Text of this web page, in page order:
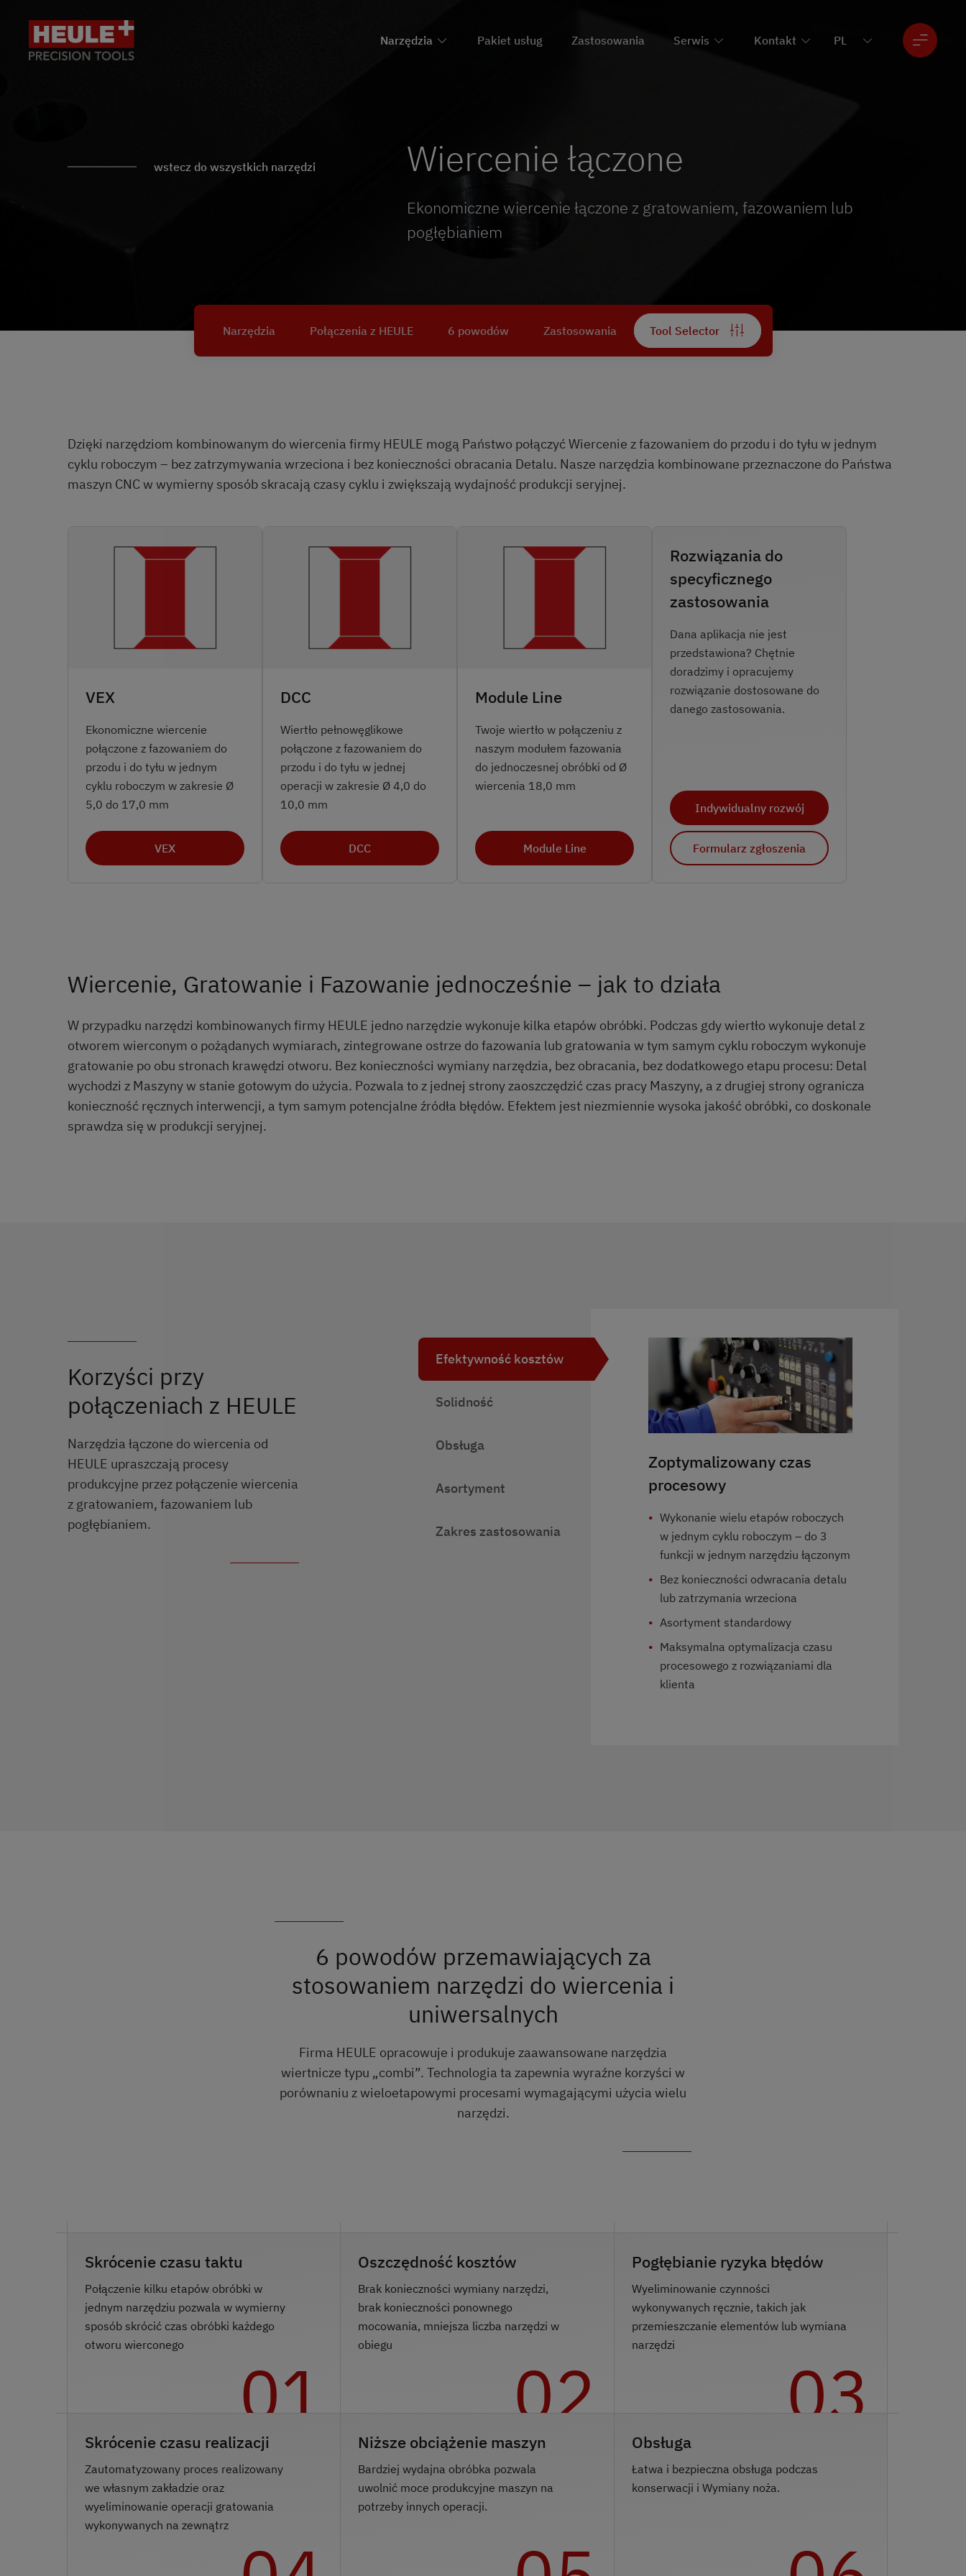
Narzędzia Pakiet usług Zastosowania Serwis Kontakt
wstecz do wszystkich narzędzi Wiercenie łączone
Ekonomiczne wiercenie łączone z gratowaniem, fazowaniem lub
pogłębianiem
Narzędzia Połączenia z HEULE 6 powodów Zastosowania Tool Selector
Dzięki narzędziom kombinowanym do wiercenia firmy HEULE mogą Państwo połączyć Wiercenie z fazowaniem do przodu i do tyłu w jednym
cyklu roboczym – bez zatrzymywania wrzeciona i bez konieczności obracania Detalu. Nasze narzędzia kombinowane przeznaczone do Państwa
maszyn CNC w wymierny sposób skracają czasy cyklu i zwiększają wydajność produkcji seryjnej.
VEX
Ekonomiczne wiercenie
połączone z fazowaniem do
przodu i do tyłu w jednym
cyklu roboczym w zakresie Ø
5,0 do 17,0 mm
VEX
DCC
Wiertło pełnowęglikowe
połączone z fazowaniem do
przodu i do tyłu w jednej
operacji w zakresie Ø 4,0 do
10,0 mm
DCC
Module Line
Twoje wiertło w połączeniu z
naszym modułem fazowania
do jednoczesnej obróbki od Ø
wiercenia 18,0 mm
Module Line
Rozwiązania do
specyficznego
zastosowania
Dana aplikacja nie jest
przedstawiona? Chętnie
doradzimy i opracujemy
rozwiązanie dostosowane do
danego zastosowania.
Indywidualny rozwój
Formularz zgłoszenia
Wiercenie, Gratowanie i Fazowanie jednocześnie – jak to działa
W przypadku narzędzi kombinowanych firmy HEULE jedno narzędzie wykonuje kilka etapów obróbki. Podczas gdy wiertło wykonuje detal z
otworem wierconym o pożądanych wymiarach, zintegrowane ostrze do fazowania lub gratowania w tym samym cyklu roboczym wykonuje
gratowanie po obu stronach krawędzi otworu. Bez konieczności wymiany narzędzia, bez obracania, bez dodatkowego etapu procesu: Detal
wychodzi z Maszyny w stanie gotowym do użycia. Pozwala to z jednej strony zaoszczędzić czas pracy Maszyny, a z drugiej strony ogranicza
konieczność ręcznych interwencji, a tym samym potencjalne źródła błędów. Efektem jest niezmiennie wysoka jakość obróbki, co doskonale
sprawdza się w produkcji seryjnej.
Korzyści przy
połączeniach z HEULE
Narzędzia łączone do wiercenia od
HEULE upraszczają procesy
produkcyjne przez połączenie wiercenia
z gratowaniem, fazowaniem lub
pogłębianiem.
Efektywność kosztów
Solidność
Obsługa
Asortyment
Zakres zastosowania
Zoptymalizowany czas
procesowy
Wykonanie wielu etapów roboczych
w jednym cyklu roboczym – do 3
funkcji w jednym narzędziu łączonym
Bez konieczności odwracania detalu
lub zatrzymania wrzeciona
Asortyment standardowy
Maksymalna optymalizacja czasu
procesowego z rozwiązaniami dla
klienta
6 powodów przemawiających za
stosowaniem narzędzi do wiercenia i
uniwersalnych
Firma HEULE opracowuje i produkuje zaawansowane narzędzia
wiertnicze typu „combi”. Technologia ta zapewnia wyraźne korzyści w
porównaniu z wieloetapowymi procesami wymagającymi użycia wielu
narzędzi.
Skrócenie czasu taktu
Połączenie kilku etapów obróbki w
jednym narzędziu pozwala w wymierny
sposób skrócić czas obróbki każdego
otworu wierconego
01
Oszczędność kosztów
Brak konieczności wymiany narzędzi,
brak konieczności ponownego
mocowania, mniejsza liczba narzędzi w
obiegu
02
Pogłębianie ryzyka błędów
Wyeliminowanie czynności
wykonywanych ręcznie, takich jak
przemieszczanie elementów lub wymiana
narzędzi
03
Skrócenie czasu realizacji
Zautomatyzowany proces realizowany
we własnym zakładzie oraz
wyeliminowanie operacji gratowania
wykonywanych na zewnątrz
Niższe obciążenie maszyn
Bardziej wydajna obróbka pozwala
uwolnić moce produkcyjne maszyn na
potrzeby innych operacji.
Obsługa
Łatwa i bezpieczna obsługa podczas
konserwacji i Wymiany noża.